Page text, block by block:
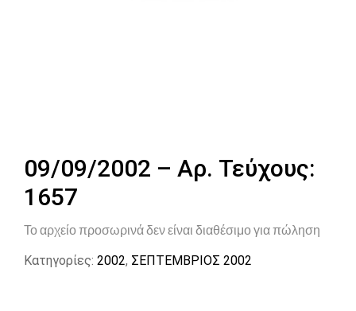
09/09/2002 – Αρ. Τεύχους:
1657
Το αρχείο προσωρινά δεν είναι διαθέσιμο για πώληση
Κατηγορίες: 2002, ΣΕΠΤΕΜΒΡΙΟΣ 2002